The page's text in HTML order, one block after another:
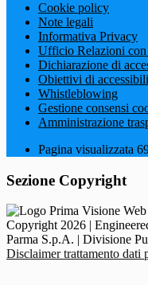
Cookie policy
Note legali
Informativa Privacy
Ufficio Relazioni
Dichiarazione di
Obiettivi di
Whistleblowing
Gestione consensi
Amministrazione
Pagina visualizzata
Sezione Copyright
Copyright 2026 |
Parma S.p.A. | Divisione
Disclaimer trattamento dati